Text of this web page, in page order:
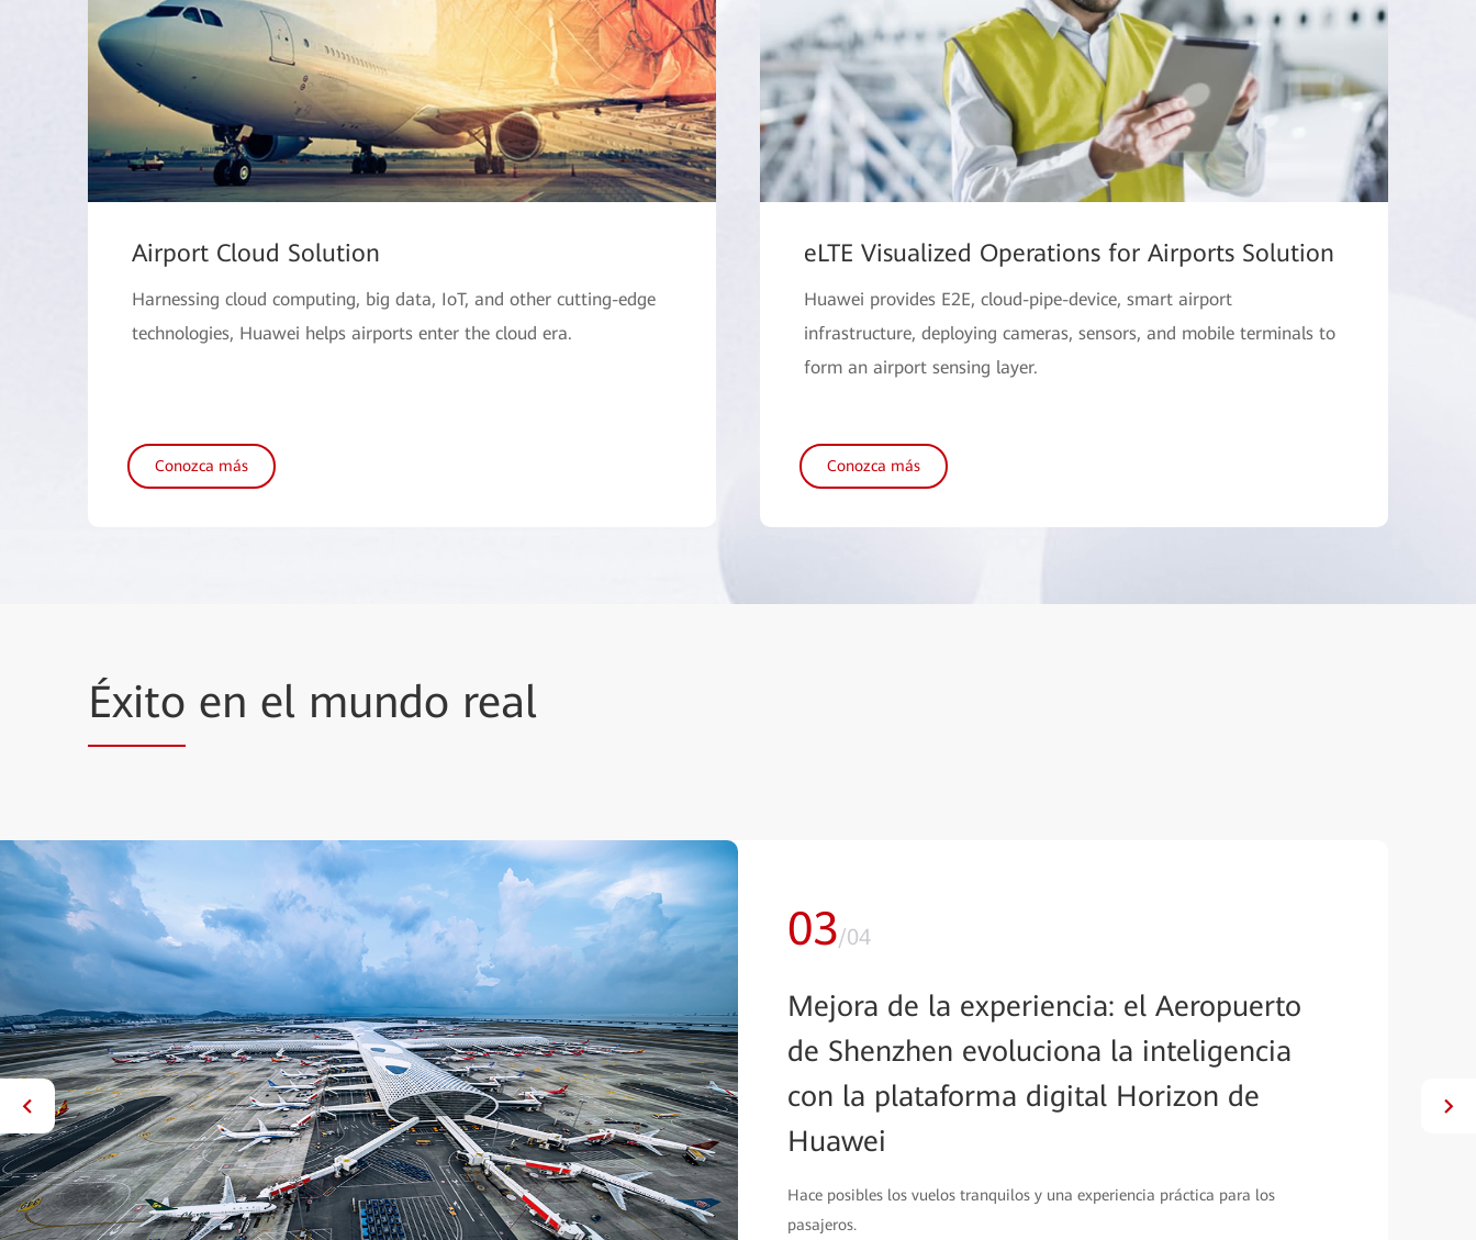
Airport Cloud Solution
Harnessing cloud computing, big data, IoT, and other cutting-edge
technologies, Huawei helps airports enter the cloud era.
Conozca más
eLTE Visualized Operations for Airports Solution
Huawei provides E2E, cloud-pipe-device, smart airport
infrastructure, deploying cameras, sensors, and mobile terminals to
form an airport sensing layer.
Conozca más
Éxito en el mundo real
04/04
Riding out the Storm, Malaysia Airports
Delivers More Memorable Journeys
This is one of many ways in which KLIA, the largest international airport
managed by Malaysia Airports Holdings Berhad (MAHB), is benefiting from
Conozca más